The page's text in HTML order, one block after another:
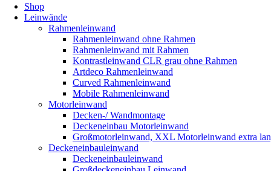
Shop
Leinwände
Rahmenleinwand
Rahmenleinwand ohne Rahmen
Rahmenleinwand mit Rahmen
Kontrastleinwand CLR grau ohne Rahmen
Artdeco Rahmenleinwand
Curved Rahmenleinwand
Mobile Rahmenleinwand
Motorleinwand
Decken-/ Wandmontage
Deckeneinbau Motorleinwand
Großmotorleinwand, XXL Motorleinwand extra
Deckeneinbauleinwand
Deckeneinbauleinwand